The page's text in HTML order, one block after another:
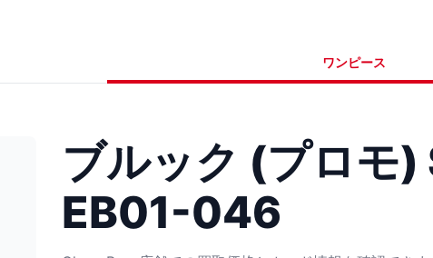
ワンピース
ブルック (プロモ)
EB01-046